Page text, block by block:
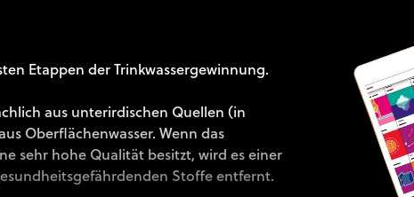
Etappen der Trinkwassergewinnung.
aus unterirdischen Quellen (in
Oberflächenwasser. Wenn das
sehr hohe Qualität besitzt, wird es einer
Stoffe entfernt.